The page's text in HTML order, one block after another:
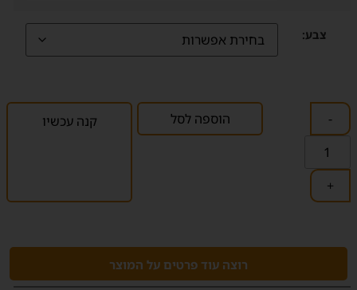
צבע:
-
+
הוספה לסל קנה עכשיו
רוצה עוד פרטים על המוצר